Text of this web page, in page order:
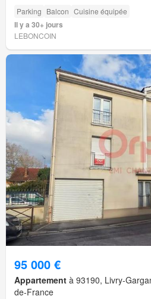
Parking Balcon Cuisine équipée
Il y a 30+ jours
LEBONCOIN
95 000 €
Appartement à 93190, Livry-
de-France